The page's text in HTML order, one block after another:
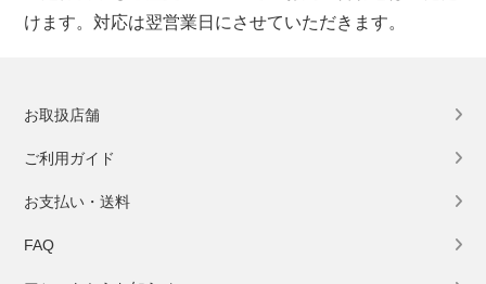
けます。対応は翌営業日にさせていただきます。
お取扱店舗
ご利用ガイド
お支払い・送料
FAQ